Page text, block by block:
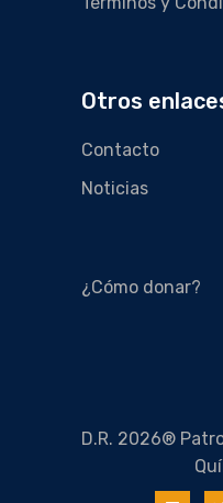
Otros
Contacto
Noticias
¿Cómo donar?
D.R. 2026®